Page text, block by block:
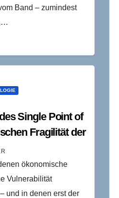
Band – zumindest
Single Point of
Fragilität der
ökonomische
Vulnerabilität
und in denen erst der